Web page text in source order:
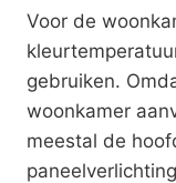
Voor de
gebruiken.
woonkamer
meestal de